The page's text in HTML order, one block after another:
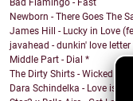
Bad Flamingo - Fast
Newborn - There Goes The
James Hill - Lucky in Love
javahead - dunkin' love letter
Middle Part - Dial *
The Dirty Shirts - Wicked
Dara Schindelka - Love is Free